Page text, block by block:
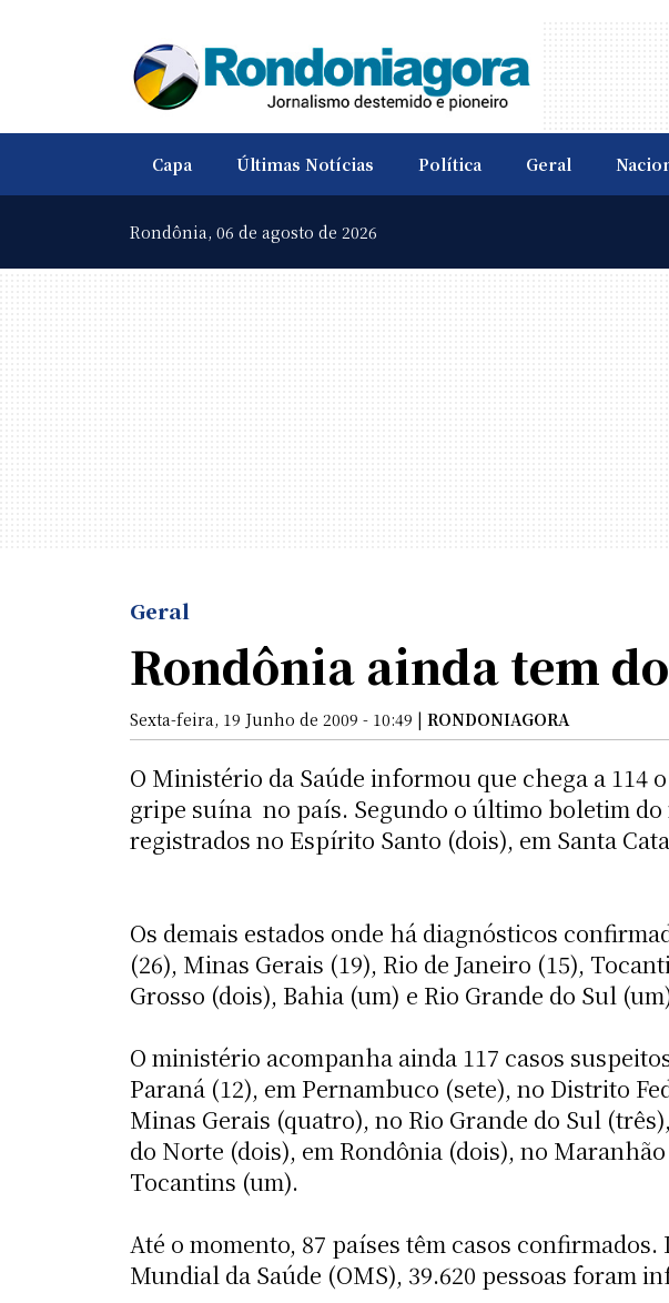
Capa Últimas Notícias Política Geral
Rondônia, 06 de agosto de 2026
Geral
Rondônia ainda tem
Sexta-feira, 19 Junho de 2009 - 10:49 | RONDONIAGORA
O Ministério da Saúde informou que chega a 114
gripe suína  no país. Segundo o último boletim
registrados no Espírito Santo (dois), em Santa
Os demais estados onde há diagnósticos
(26), Minas Gerais (19), Rio de Janeiro (15),
Grosso (dois), Bahia (um) e Rio Grande do Sul
O ministério acompanha ainda 117 casos
Paraná (12), em Pernambuco (sete), no Distrito
Minas Gerais (quatro), no Rio Grande do Sul
do Norte (dois), em Rondônia (dois), no
Tocantins (um).
Até o momento, 87 países têm casos
Mundial da Saúde (OMS), 39.620 pessoas foram